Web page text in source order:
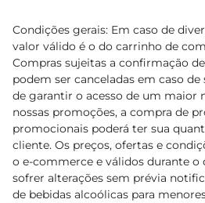
Condições gerais: Em caso de
valor válido é o do carrinho de
Compras sujeitas a confirmação
podem ser canceladas em caso
de garantir o acesso de um maior
nossas promoções, a compra de
promocionais poderá ter sua
cliente. Os preços, ofertas e
o e-commerce e válidos durante o
sofrer alterações sem prévia
de bebidas alcoólicas para